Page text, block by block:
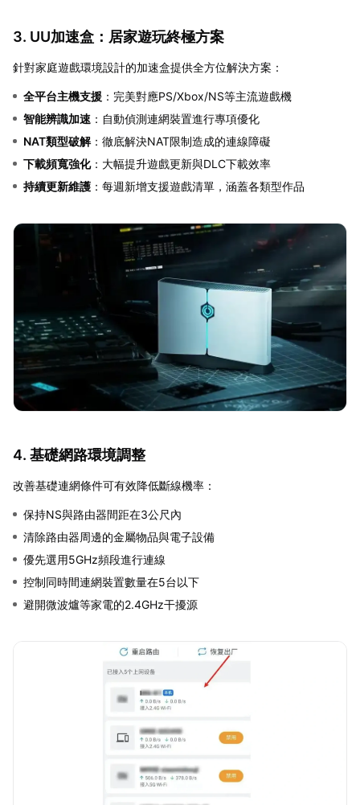
3. UU加速盒：居家遊玩終極方案
針對家庭遊戲環境設計的加速盒提供全方位解決方案：
全平台主機支援 ：完美對應PS/Xbox/NS等主流遊戲機
智能辨識加速 ：自動偵測連網裝置進行專項優化
NAT類型破解：徹底解決NAT限制造成的連線障礙
下載頻寬強化：大幅提升遊戲更新與DLC下載效率
持續更新維護 ：每週新增支援遊戲清單，涵蓋各類型作品
4. 基礎網路環境調整
改善基礎連網條件可有效降低斷線機率：
保持NS與路由器間距在3公尺內
清除路由器周邊的金屬物品與電子設備
優先選用5GHz頻段進行連線
控制同時間連網裝置數量在5台以下
避開微波爐等家電的2.4GHz干擾源